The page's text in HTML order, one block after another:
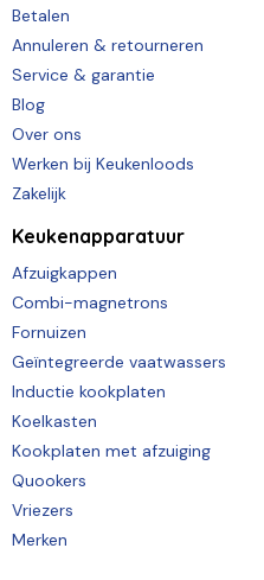
Betalen
Annuleren & retourneren
Service & garantie
Blog
Over ons
Werken bij Keukenloods
Zakelijk
Keukenapparatuur
Afzuigkappen
Combi-magnetrons
Fornuizen
Geïntegreerde vaatwassers
Inductie kookplaten
Koelkasten
Kookplaten met afzuiging
Quookers
Vriezers
Merken